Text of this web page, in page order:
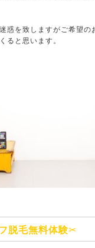
惑を致しますがご希望の
ると思います。
脱毛無料体験✂︎